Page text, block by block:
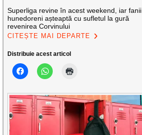
Superliga revine în acest weekend, iar fanii
hunedoreni așteaptă cu sufletul la gură
revenirea Corvinului
CITEȘTE MAI DEPARTE
Distribuie acest articol